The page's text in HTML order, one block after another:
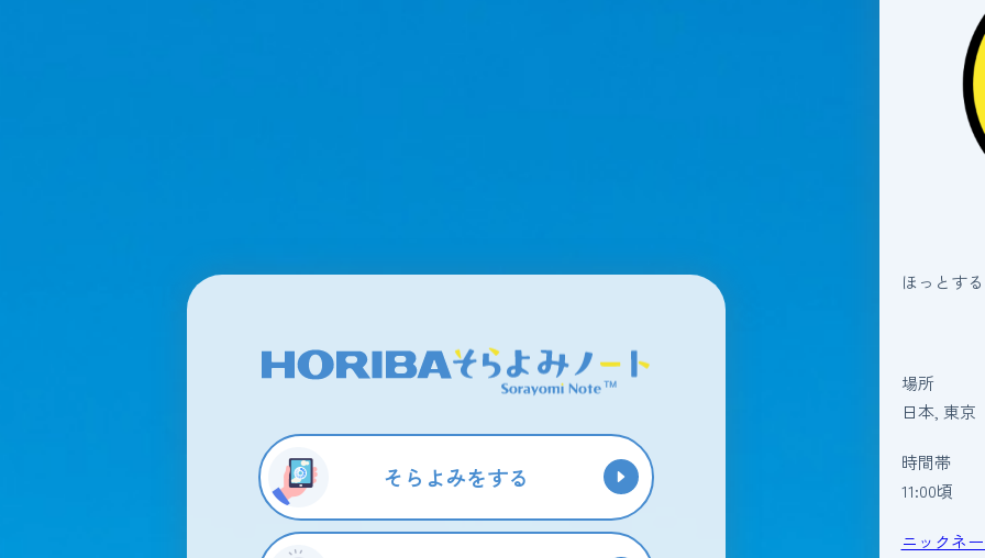
そらよみをする
ほっとする
場所
日本, 東京
時間帯
11:00頃
ニックネ